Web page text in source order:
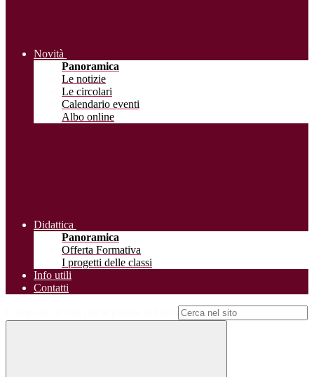
Novità
Panoramica
Le notizie
Le circolari
Calendario eventi
Albo online
Didattica
Panoramica
Offerta Formativa
I progetti delle classi
Info utili
Contatti